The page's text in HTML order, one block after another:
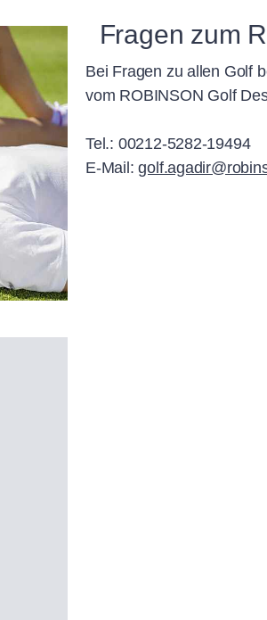
Fragen zum
Bei Fragen zu allen Golf
vom ROBINSON Golf
Tel.: 00212-5282-19494
E-Mail: